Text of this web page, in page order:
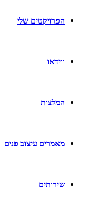
הפרויקטים שלי
ווידאו
המלצות
מאמרים עיצוב פנים
שירותים